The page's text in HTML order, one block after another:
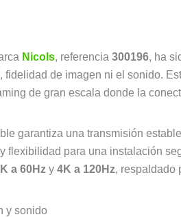
Nicols, referencia 300196, ha
fidelidad de imagen ni el sonido.
de gran escala donde la
garantiza una transmisión
flexibilidad para una instalación
a 60Hz y 4K a 120Hz, respaldado
y sonido